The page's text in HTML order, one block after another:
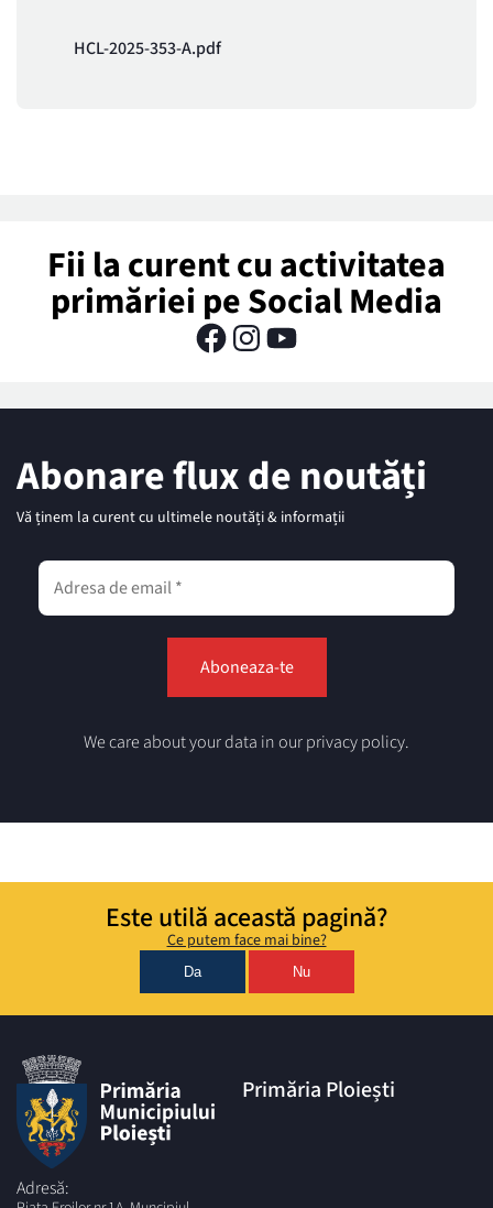
HCL-2025-353-A.pdf
Fii la curent cu activitatea
primăriei pe Social Media
Abonare flux de noutăți
Vă ținem la curent cu ultimele noutăți & informații
We care about your data in our privacy policy.
Este utilă această pagină?
Ce putem face mai bine?
Da Nu
Adresă:
Primăria Ploiești